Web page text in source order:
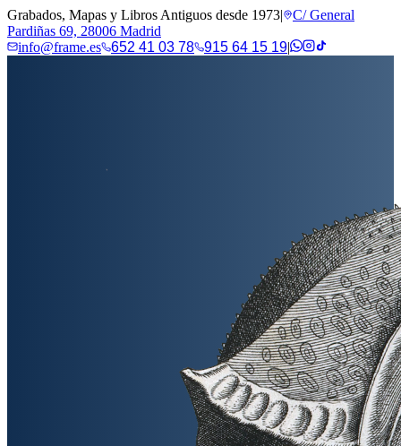
Grabados, Mapas y Libros Antiguos desde 1973|
C/ General
Pardiñas 69, 28006 Madrid
info@frame.es
652 41 03 78 915 64 15 19|